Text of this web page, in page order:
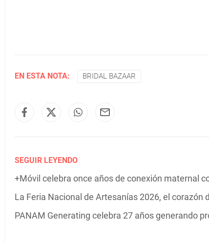
EN ESTA NOTA: BRIDAL BAZAAR
SEGUIR LEYENDO
+Móvil celebra once años de conexión maternal
La Feria Nacional de Artesanías 2026, el
PANAM Generating celebra 27 años generando